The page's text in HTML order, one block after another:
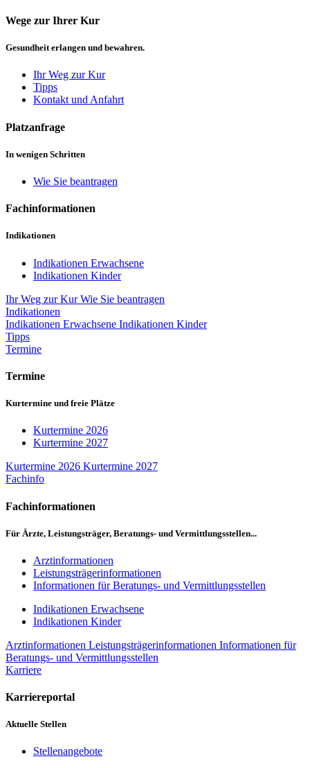
Wege zur Ihrer Kur
Gesundheit erlangen und bewahren.
Ihr Weg zur Kur
Tipps
Kontakt und Anfahrt
Platzanfrage
In wenigen Schritten
Wie Sie beantragen
Fachinformationen
Indikationen
Indikationen Erwachsene
Indikationen Kinder
Ihr Weg zur KurWie Sie beantragen
Indikationen
Indikationen Erwachsene Indikationen Kinder
Tipps
Termine
Termine
Kurtermine und freie Plätze
Kurtermine 2026
Kurtermine 2027
Kurtermine 2026 Kurtermine 2027
Fachinfo
Fachinformationen
Für Ärzte, Leistungsträger, Beratungs- und Vermittlungsstellen...
Arztinformationen
Leistungsträgerinformationen
Informationen für Beratungs- und Vermittlungsstellen
Indikationen Erwachsene
Indikationen Kinder
Arztinformationen Leistungsträgerinformationen Informationen für
Beratungs- und Vermittlungsstellen
Karriere
Karriereportal
Aktuelle Stellen
Stellenangebote